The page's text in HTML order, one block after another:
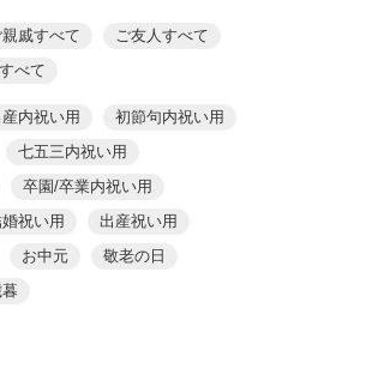
親戚すべて
ご友人すべて
べて
内祝い用
初節句内祝い用
七五三内祝い用
卒園/卒業内祝い用
祝い用
出産祝い用
お中元
敬老の日